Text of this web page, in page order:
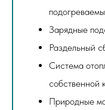
Зарядные
Раздельный
Система
собственной
Природные